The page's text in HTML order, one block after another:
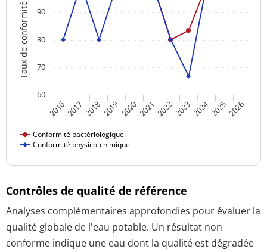
Taux de conformité
Conformité bactériologique
Conformité physico-chimique
20162017 201820192020202120222023202420252026
60
70
80
90
Contrôles de qualité de référence
Analyses complémentaires approfondies pour évaluer la
qualité globale de l'eau potable. Un résultat non
conforme indique une eau dont la qualité est dégradée